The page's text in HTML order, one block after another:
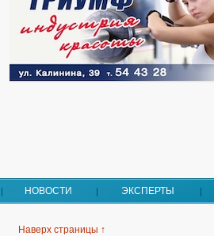
НОВОСТИ ЭКСПЕРТЫ
Наверх страницы ↑